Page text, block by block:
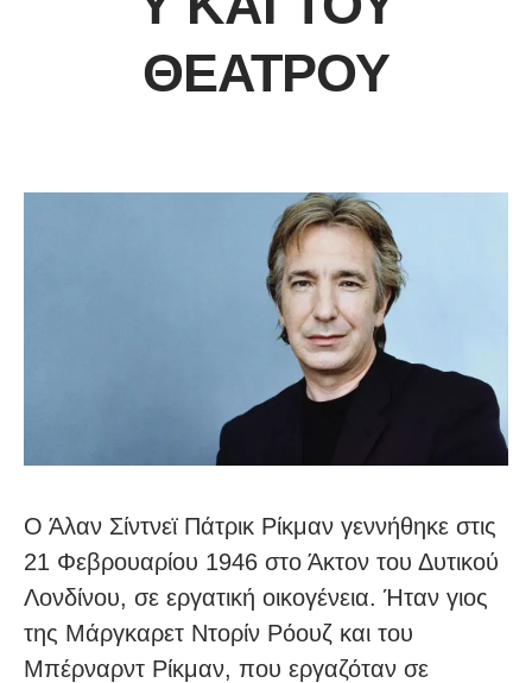
ΘΕΆΤΡΟΥ
Ο Άλαν Σίντνεϊ Πάτρικ Ρίκμαν γεννήθηκε στις
21 Φεβρουαρίου 1946 στο Άκτον του Δυτικού
Λονδίνου, σε εργατική οικογένεια. Ήταν γιος
της Μάργκαρετ Ντορίν Ρόουζ και του
Μπέρναρντ Ρίκμαν, που εργαζόταν σε